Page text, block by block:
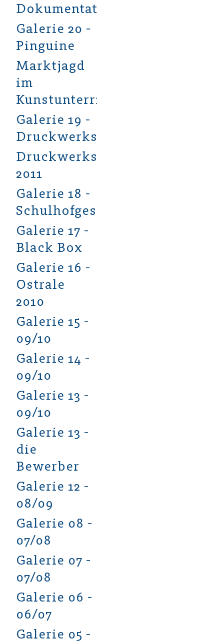
Dokumentation
Galerie 20 -
Pinguine
Marktjagd
im
Kunstunterricht
Galerie 19 -
Druckwerkstatt
Druckwerkstatt
2011
Galerie 18 -
Schulhofgestaltung
Galerie 17 -
Black Box
Galerie 16 -
Ostrale
2010
Galerie 15 -
09/10
Galerie 14 -
09/10
Galerie 13 -
09/10
Galerie 13 -
die
Bewerber
Galerie 12 -
08/09
Galerie 08 -
07/08
Galerie 07 -
07/08
Galerie 06 -
06/07
Galerie 05 -